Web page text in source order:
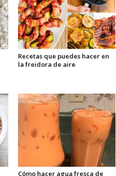
Recetas que puedes hacer en
la freidora de aire
Cómo hacer agua fresca de